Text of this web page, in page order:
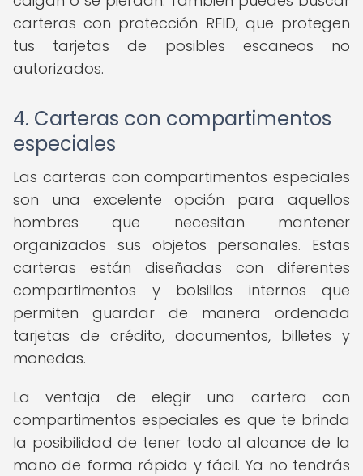
carteras con protección RFID, que protegen
tus tarjetas de posibles escaneos no
autorizados.
4. Carteras con compartimentos
especiales
Las carteras con compartimentos especiales
son una excelente opción para aquellos
hombres que necesitan mantener
organizados sus objetos personales. Estas
carteras están diseñadas con diferentes
compartimentos y bolsillos internos que
permiten guardar de manera ordenada
tarjetas de crédito, documentos, billetes y
monedas.
La ventaja de elegir una cartera con
compartimentos especiales es que te brinda
la posibilidad de tener todo al alcance de la
mano de forma rápida y fácil. Ya no tendrás